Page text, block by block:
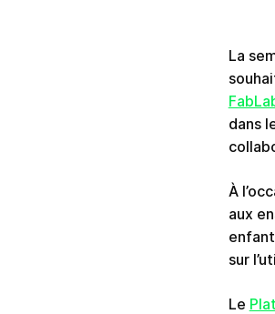
La
dans
À
aux
sur
Le